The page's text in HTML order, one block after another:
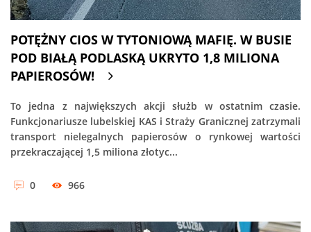
POTĘŻNY CIOS W TYTONIOWĄ MAFIĘ. W BUSIE
POD BIAŁĄ PODLASKĄ UKRYTO 1,8 MILIONA
PAPIEROSÓW!
To jedna z największych akcji służb w ostatnim czasie.
Funkcjonariusze lubelskiej KAS i Straży Granicznej zatrzymali
transport nielegalnych papierosów o rynkowej wartości
przekraczającej 1,5 miliona złotyc...
0 966